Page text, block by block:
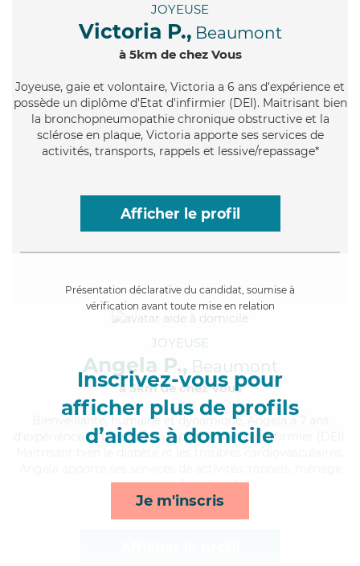
JOYEUSE
Victoria P., Beaumont
à 5km de chez Vous
Joyeuse, gaie et volontaire, Victoria a 6 ans d'expérience et
possède un diplôme d'Etat d'infirmier (DEI). Maitrisant bien
la bronchopneumopathie chronique obstructive et la
sclérose en plaque, Victoria apporte ses services de
activités, transports, rappels et lessive/repassage*
Afficher le profil
Présentation déclarative du candidat, soumise à
vérification avant toute mise en relation
Inscrivez-vous pour
afficher plus de profils
d’aides à domicile
Je m'inscris
JOYEUSE
Angela P., Beaumont
à 5km de chez Vous
, humaine et dynamique, Angela a 7 ans
d'expérience et possède un diplôme d'Etat d'infirmier (DEI).
et toilette/habillage*